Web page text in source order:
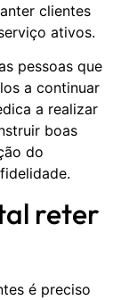
clientes
ativos.
pessoas que
a continuar
a realizar
boas
do
reter
é preciso